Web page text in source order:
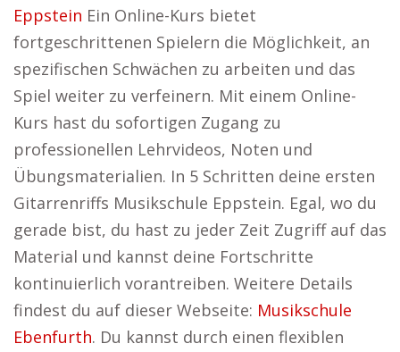
Eppstein Ein Online-Kurs bietet
fortgeschrittenen Spielern die Möglichkeit, an
spezifischen Schwächen zu arbeiten und das
Spiel weiter zu verfeinern. Mit einem Online-
Kurs hast du sofortigen Zugang zu
professionellen Lehrvideos, Noten und
Übungsmaterialien. In 5 Schritten deine ersten
Gitarrenriffs Musikschule Eppstein. Egal, wo du
gerade bist, du hast zu jeder Zeit Zugriff auf das
Material und kannst deine Fortschritte
kontinuierlich vorantreiben. Weitere Details
findest du auf dieser Webseite: Musikschule
Ebenfurth. Du kannst durch einen flexiblen